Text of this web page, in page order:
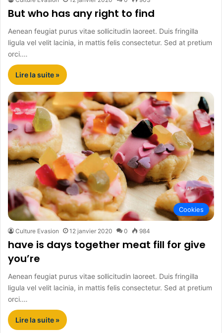
But who has any right to find
Aenean feugiat purus vitae sollicitudin laoreet. Duis fringilla
ligula vel velit lacinia, in mattis felis consectetur. Sed at pretium
orci.…
Lire la suite »
Cookies
Culture Evasion 12 janvier 2020 0 984
have is days together meat fill for give
you’re
Aenean feugiat purus vitae sollicitudin laoreet. Duis fringilla
ligula vel velit lacinia, in mattis felis consectetur. Sed at pretium
orci.…
Lire la suite »